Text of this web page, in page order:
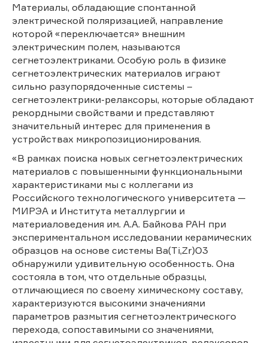
Материалы, обладающие спонтанной
электрической поляризацией, направление
которой «переключается» внешним
электрическим полем, называются
сегнетоэлектриками. Особую роль в физике
сегнетоэлектрических материалов играют
сильно разупорядоченные системы –
сегнетоэлектрики-релаксоры, которые обладают
рекордными свойствами и представляют
значительный интерес для применения в
устройствах микропозиционирования.
«В рамках поиска новых сегнетоэлектрических
материалов с повышенными функциональными
характеристиками мы с коллегами из
Российского технологического университета —
МИРЭА и Института металлургии и
материаловедения им. А.А. Байкова РАН при
экспериментальном исследовании керамических
образцов на основе системы Ba(Ti,Zr)O3
обнаружили удивительную особенность. Она
состояла в том, что отдельные образцы,
отличающиеся по своему химическому составу,
характеризуются высокими значениями
параметров размытия сегнетоэлектрического
перехода, сопоставимыми со значениями,